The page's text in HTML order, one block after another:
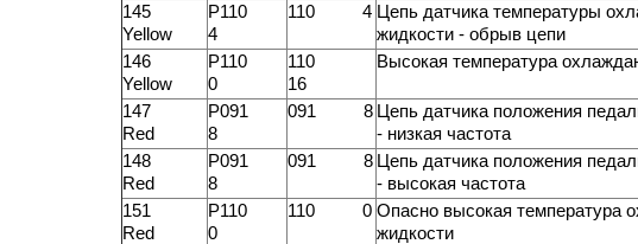
145
Yellow
P110
4
110 4 Цепь датчика температуры
жидкости - обрыв цепи
146
Yellow
P110
0
110
16
Высокая температура
147
Red
P091
8
091 8 Цепь датчика положения
- низкая частота
148
Red
P091
8
091 8 Цепь датчика положения
- высокая частота
151
Red
P110
0
110 0 Опасно высокая температура
жидкости